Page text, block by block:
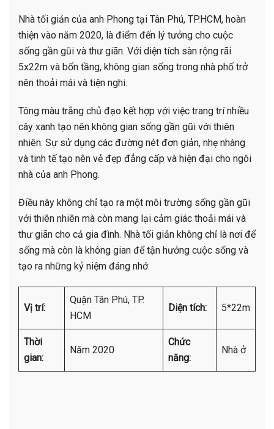
Nhà tối giản của anh Phong tại Tân Phú, TP.HCM, hoàn
thiện vào năm 2020, là điểm đến lý tưởng cho cuộc
sống gần gũi và thư giãn. Với diện tích sàn rộng rãi
5x22m và bốn tầng, không gian sống trong nhà phố trở
nên thoải mái và tiện nghi.
Tông màu trắng chủ đạo kết hợp với việc trang trí nhiều
cây xanh tạo nên không gian sống gần gũi với thiên
nhiên. Sự sử dụng các đường nét đơn giản, nhẹ nhàng
và tinh tế tạo nên vẻ đẹp đẳng cấp và hiện đại cho ngôi
nhà của anh Phong.
Điều này không chỉ tạo ra một môi trường sống gần gũi
với thiên nhiên mà còn mang lại cảm giác thoải mái và
thư giãn cho cả gia đình. Nhà tối giản không chỉ là nơi để
sống mà còn là không gian để tận hưởng cuộc sống và
tạo ra những kỷ niệm đáng nhớ.
Vị trí:
Quận Tân Phú, TP.
HCM
Diện tích: 5*22m
Thời
gian:
Năm 2020
Chức
năng:
Nhà ở